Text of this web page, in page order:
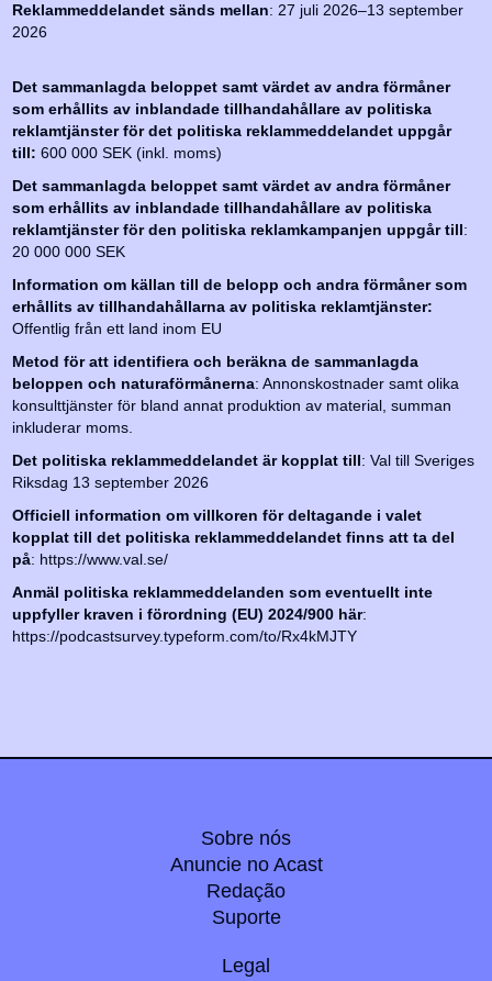
Reklammeddelandet sänds mellan: 27 juli 2026–13 september
2026
Det sammanlagda beloppet samt värdet av andra förmåner
som erhållits av inblandade tillhandahållare av politiska
reklamtjänster för det politiska reklammeddelandet uppgår
till: 600 000 SEK (inkl. moms)
Det sammanlagda beloppet samt värdet av andra förmåner
som erhållits av inblandade tillhandahållare av politiska
reklamtjänster för den politiska reklamkampanjen uppgår till:
20 000 000 SEK
Information om källan till de belopp och andra förmåner som
erhållits av tillhandahållarna av politiska reklamtjänster:
Offentlig från ett land inom EU
Metod för att identifiera och beräkna de sammanlagda
beloppen och naturaförmånerna: Annonskostnader samt olika
konsulttjänster för bland annat produktion av material, summan
inkluderar moms.
Det politiska reklammeddelandet är kopplat till: Val till Sveriges
Riksdag 13 september 2026
Officiell information om villkoren för deltagande i valet
kopplat till det politiska reklammeddelandet finns att ta del
på: https://www.val.se/
Anmäl politiska reklammeddelanden som eventuellt inte
uppfyller kraven i förordning (EU) 2024/900 här:
https://podcastsurvey.typeform.com/to/Rx4kMJTY
Sobre nós
Anuncie no Acast
Redação
Suporte
Legal